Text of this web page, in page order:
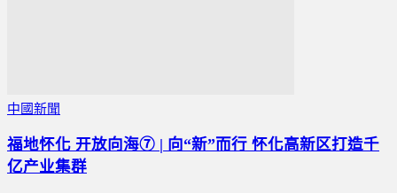
中國新聞
福地怀化 开放向海⑦ | 向“新”而行 怀化高新区打造千
亿产业集群